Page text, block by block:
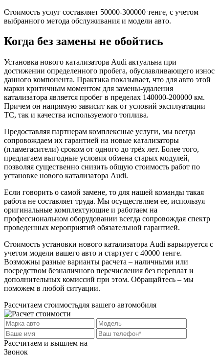
Стоимость услуг составляет 50000-300000 тенге, с учетом
выбранного метода обслуживания и модели авто.
Когда без замены не обойтись
Установка нового катализатора Audi актуальна при
достижении определенного пробега, обуславливающего износ
данного компонента. Практика показывает, что для авто этой
марки критичным моментом для замены-удаления
катализатора является пробег в пределах 140000-200000 км.
Причем он напрямую зависит как от условий эксплуатации
ТС, так и качества используемого топлива.
Предоставляя партнерам комплексные услуги, мы всегда
сопровождаем их гарантией на новые катализаторы
(пламегасители) сроком от одного до трёх лет. Более того,
предлагаем выгодные условия обмена старых модулей,
позволяя существенно снизить общую стоимость работ по
установке нового катализатора Audi.
Если говорить о самой замене, то для нашей команды такая
работа не составляет труда. Мы осуществляем ее, используя
оригинальные комплектующие и работаем на
профессиональном оборудовании всегда сопровождая спектр
проведенных мероприятий обязательной гарантией.
Стоимость установки нового катализатора Audi варьируется с
учетом модели вашего авто и стартует с 40000 тенге.
Возможны разные варианты расчета – наличными или
посредством безналичного перечисления без переплат и
дополнительных комиссий при этом. Обращайтесь – мы
поможем в любой ситуации.
Рассчитаем стоимостьдля вашего автомобиля
Рассчитаем и вышлем на
Звонок